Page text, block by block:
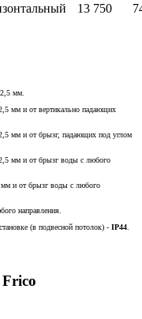
13 750
мм.
мм и от вертикально падающих
мм и от брызг, падающих под углом
мм и от брызг воды с любого
мм и от брызг воды с любого
направления.
(в подвесной потолок) - IP44